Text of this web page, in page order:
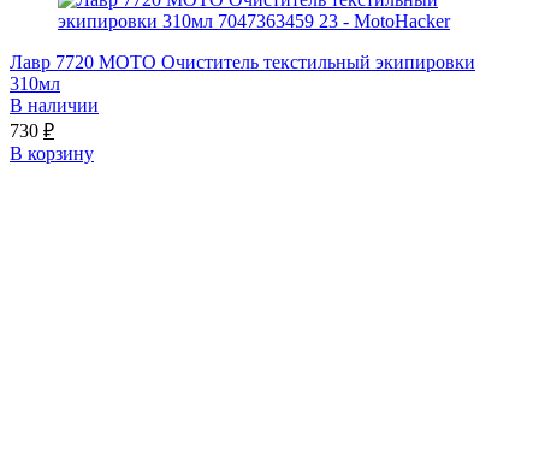
Лавр 7720 МОТО Очиститель текстильный экипировки
310мл
В наличии
730 ₽
В корзину